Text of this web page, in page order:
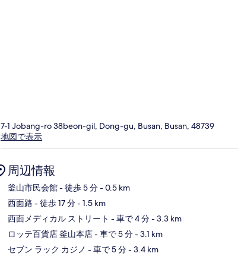
7-1 Jobang-ro 38beon-gil, Dong-gu, Busan, Busan, 48739
地図で表示
周辺情報
釜山市民会館- 徒歩 5 分- 0.5 km
西面路 - 徒歩 17 分- 1.5 km
西面メディカル ストリート - 車で 4 分- 3.3 km
ロッテ百貨店 釜山本店- 車で 5 分- 3.1 km
セブン ラック カジノ - 車で 5 分- 3.4 km